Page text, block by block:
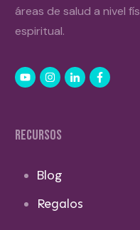
áreas de salud a nivel
espiritual.
RECURSOS
Blog
Regalos